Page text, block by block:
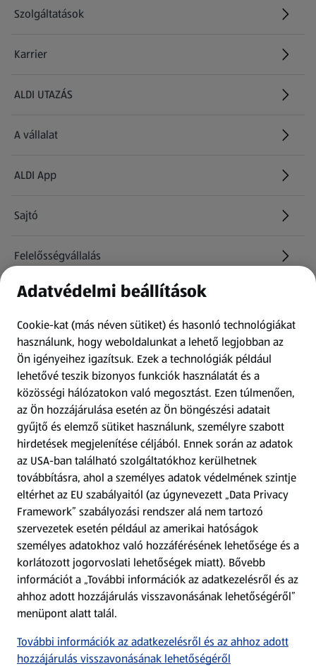
Szolgáltatások
Karrier
(új oldalon nyílik meg)
ALDI UTAZÁS
(új oldalon nyílik meg)
A vállalat
ALDI App
Sajtó
Felelősségvállalás
Információk
Kérdőív
Fizetési lehetőségek
ALDI utalványok
Árcsökkentés
Adattörlő alkalmazás
Szervizpont
(új oldalon nyílik meg)
Fedezz fel minket az interneten!
Töltsd le az ALDI Magyarország applikációt!
Adatvédelmi beállítások
Cookie-kat (más néven sütiket) és hasonló technológiákat
használunk, hogy weboldalunkat a lehető legjobban az
Ön igényeihez igazítsuk. Ezek a technológiák például
lehetővé teszik bizonyos funkciók használatát és a
közösségi hálózatokon való megosztást. Ezen túlmenően,
az Ön hozzájárulása esetén az Ön böngészési adatait
gyűjtő és elemző sütiket használunk, személyre szabott
hirdetések megjelenítése céljából. Ennek során az adatok
az USA-ban található szolgáltatókhoz kerülhetnek
továbbításra, ahol a személyes adatok védelmének szintje
eltérhet az EU szabályaitól (az úgynevezett „Data Privacy
Framework” szabályozási rendszer alá nem tartozó
szervezetek esetén például az amerikai hatóságok
személyes adatokhoz való hozzáférésének lehetősége és a
korlátozott jogorvoslati lehetőségek miatt). Bővebb
információt a „További információk az adatkezelésről és az
ahhoz adott hozzájárulás visszavonásának lehetőségéről”
menüpont alatt talál.
További információk az adatkezelésről és az ahhoz adott
hozzájárulás visszavonásának lehetőségéről